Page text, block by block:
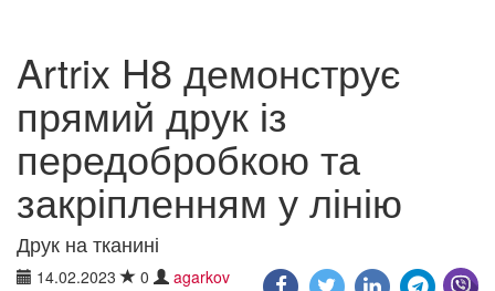
Artrix H8 демонструє
прямий друк із
передобробкою та
закріпленням у лінію
Друк на тканині
14.02.2023 0 agarkov